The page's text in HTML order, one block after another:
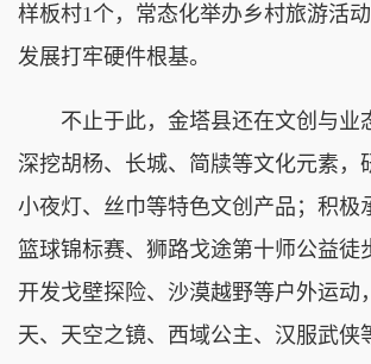
样板村1个，常态化举办乡村旅游活
发展打牢硬件根基。
不止于此，金塔县还在文创与业
深挖胡杨、长城、简牍等文化元素，
小夜灯、丝巾等特色文创产品；积极
篮球锦标赛、狮路戈途第十师公益徒
开发戈壁探险、沙漠越野等户外运动
天、天空之镜、西域公主、汉服武侠